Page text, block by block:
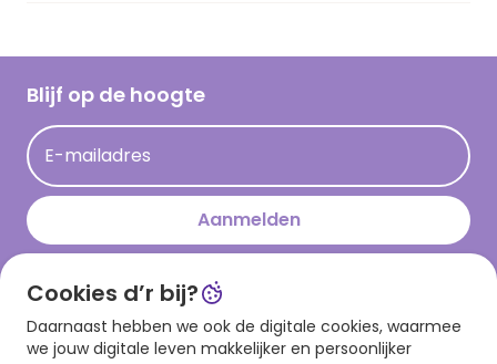
Hallmark Kaartclub
Acties
Persberichten
Hallmark en Kinderpostzegels
Cadeau inspiratie
Kaartinspiratie
Blijf op de hoogte
E-mailadres
Aanmelden
Download onze app
Cookies d’r bij?
Daarnaast hebben we ook de digitale cookies, waarmee
we jouw digitale leven makkelijker en persoonlijker